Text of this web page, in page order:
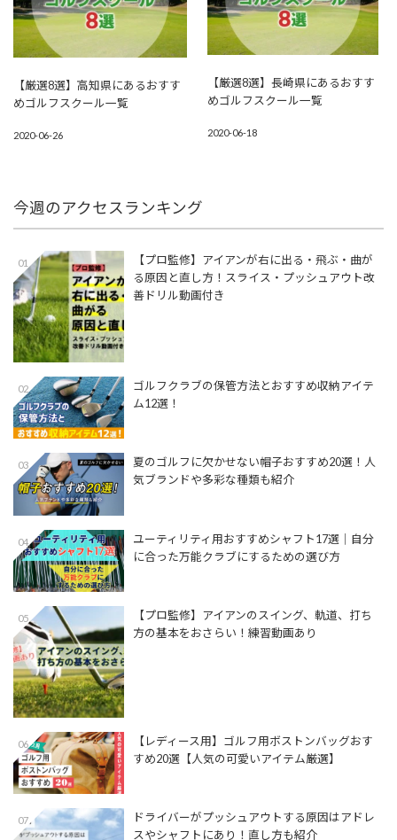
【厳選8選】高知県にあるおすす
めゴルフスクール一覧
2020-06-26
【厳選8選】長崎県にあるおすす
めゴルフスクール一覧
2020-06-18
今週のアクセスランキング
01
【プロ監修】アイアンが右に出る・飛ぶ・曲が
る原因と直し方！スライス・プッシュアウト改
善ドリル動画付き
02
ゴルフクラブの保管方法とおすすめ収納アイテ
ム12選！
03
夏のゴルフに欠かせない帽子おすすめ20選！人
気ブランドや多彩な種類も紹介
04
ユーティリティ用おすすめシャフト17選│自分
に合った万能クラブにするための選び方
05
【プロ監修】アイアンのスイング、軌道、打ち
方の基本をおさらい！練習動画あり
06
【レディース用】ゴルフ用ボストンバッグおす
すめ20選【人気の可愛いアイテム厳選】
07
ドライバーがプッシュアウトする原因はアドレ
スやシャフトにあり！直し方も紹介